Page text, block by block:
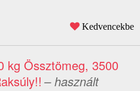
Kedvencekbe
kg Össztömeg, 3500
– használt